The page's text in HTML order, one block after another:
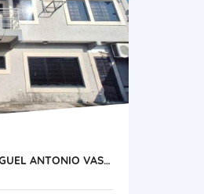
CASA MODERNA EN URB. MIGUEL ANTONIO VASQUEZ VE21-286MV-CDIA-JSAN-CAND